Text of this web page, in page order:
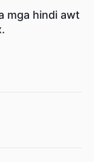
mga hindi awt